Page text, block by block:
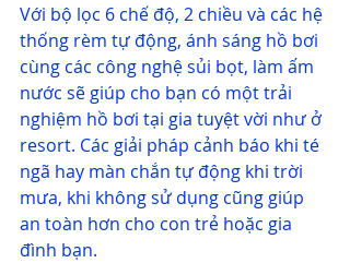
Với bộ lọc 6 chế độ, 2 chiều và các hệ
thống rèm tự động, ánh sáng hồ bơi
cùng các công nghệ sủi bọt, làm ấm
nước sẽ giúp cho bạn có một trải
nghiệm hồ bơi tại gia tuyệt vời như ở
resort. Các giải pháp cảnh báo khi té
ngã hay màn chắn tự động khi trời
mưa, khi không sử dụng cũng giúp
an toàn hơn cho con trẻ hoặc gia
đình bạn.